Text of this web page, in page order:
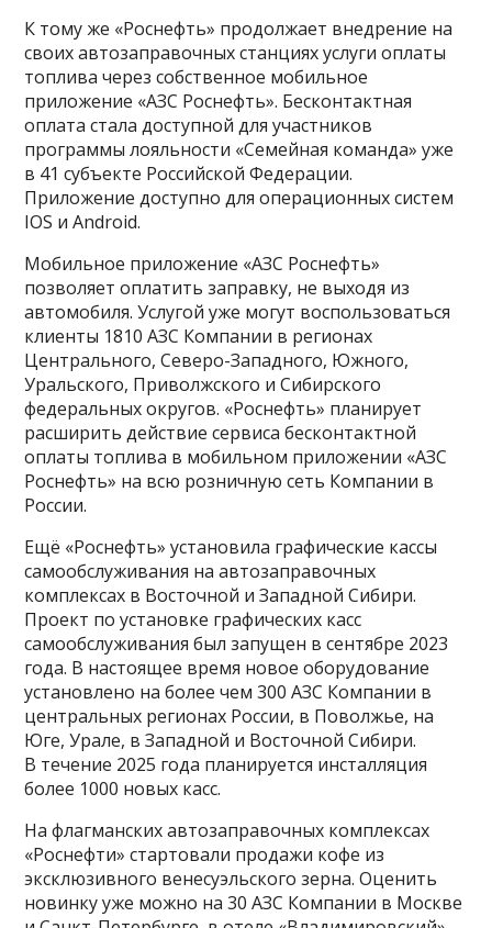
К тому же «Роснефть» продолжает внедрение на
своих автозаправочных станциях услуги оплаты
топлива через собственное мобильное
приложение «АЗС Роснефть». Бесконтактная
оплата стала доступной для участников
программы лояльности «Семейная команда» уже
в 41 субъекте Российской Федерации.
Приложение доступно для операционных систем
IOS и Android.
Мобильное приложение «АЗС Роснефть»
позволяет оплатить заправку, не выходя из
автомобиля. Услугой уже могут воспользоваться
клиенты 1810 АЗС Компании в регионах
Центрального, Северо-Западного, Южного,
Уральского, Приволжского и Сибирского
федеральных округов. «Роснефть» планирует
расширить действие сервиса бесконтактной
оплаты топлива в мобильном приложении «АЗС
Роснефть» на всю розничную сеть Компании в
России.
Ещё «Роснефть» установила графические кассы
самообслуживания на автозаправочных
комплексах в Восточной и Западной Сибири.
Проект по установке графических касс
самообслуживания был запущен в сентябре 2023
года. В настоящее время новое оборудование
установлено на более чем 300 АЗС Компании в
центральных регионах России, в Поволжье, на
Юге, Урале, в Западной и Восточной Сибири.
В течение 2025 года планируется инсталляция
более 1000 новых касс.
На флагманских автозаправочных комплексах
«Роснефти» стартовали продажи кофе из
эксклюзивного венесуэльского зерна. Оценить
новинку уже можно на 30 АЗС Компании в Москве